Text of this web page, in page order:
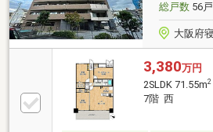
総戸数56戸
大阪府
3,380万円
2SLDK 71.55m2
7階 西